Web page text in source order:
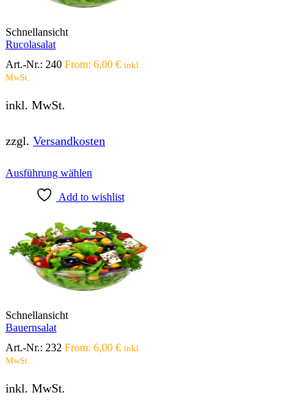
Schnellansicht
Rucolasalat
Art.-Nr.: 240 From: 6,00 € inkl.
MwSt.
inkl. MwSt.
zzgl. Versandkosten
Ausführung wählen
weist
Varianten
auf.
Die
Optionen
können
auf
Add to wishlist
Schnellansicht
Bauernsalat
Art.-Nr.: 232 From: 6,00 € inkl.
MwSt.
inkl. MwSt.